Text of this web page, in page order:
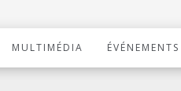
MULTIMÉDIA ÉVÉNEMENTS